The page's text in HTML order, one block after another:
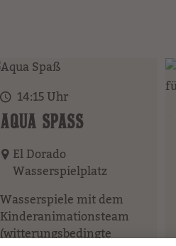
14:15 Uhr
AQUA SPASS
El Dorado
Wasserspielplatz
Wasserspiele mit dem
Kinderanimationsteam
(witterungsbedingte